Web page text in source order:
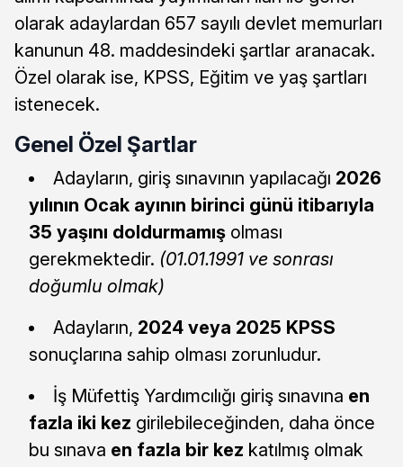
olarak adaylardan 657 sayılı devlet memurları
kanunun 48. maddesindeki şartlar aranacak.
Özel olarak ise, KPSS, Eğitim ve yaş şartları
istenecek.
Genel Özel Şartlar
Adayların, giriş sınavının yapılacağı 2026
yılının Ocak ayının birinci günü itibarıyla
35 yaşını doldurmamış olması
gerekmektedir. (01.01.1991 ve sonrası
doğumlu olmak)
Adayların, 2024 veya 2025 KPSS
sonuçlarına sahip olması zorunludur.
İş Müfettiş Yardımcılığı giriş sınavına en
fazla iki kez girilebileceğinden, daha önce
bu sınava en fazla bir kez katılmış olmak